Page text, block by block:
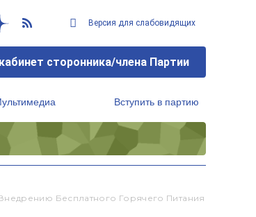
Версия для слабовидящих
сторонника/члена Партии
Вступить в партию
Бесплатного Горячего Питания